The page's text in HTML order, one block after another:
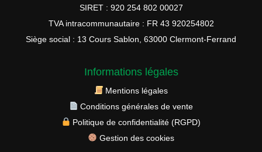
SIRET : 920 254 802 00027
TVA intracommunautaire : FR 43 920254802
Siège social : 13 Cours Sablon, 63000 Clermont-Ferrand
Informations légales
Mentions légales
Conditions générales de vente
Politique de confidentialité (RGPD)
Gestion des cookies